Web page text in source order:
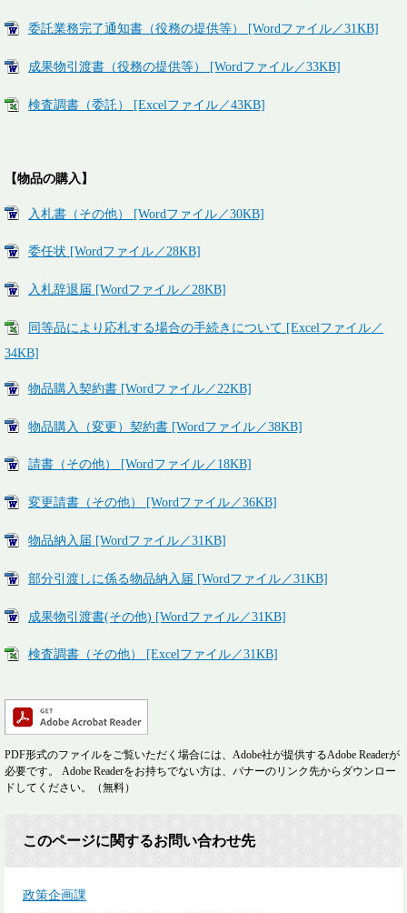
委託業務完了通知書（役務の提供等） [Wordファイル／31KB]
成果物引渡書（役務の提供等） [Wordファイル／33KB]
検査調書（委託） [Excelファイル／43KB]
【物品の購入】
入札書（その他） [Wordファイル／30KB]
委任状 [Wordファイル／28KB]
入札辞退届 [Wordファイル／28KB]
同等品により応札する場合の手続きについて [Excelファイル／
34KB]
物品購入契約書 [Wordファイル／22KB]
物品購入（変更）契約書 [Wordファイル／38KB]
請書（その他） [Wordファイル／18KB]
変更請書（その他） [Wordファイル／36KB]
物品納入届 [Wordファイル／31KB]
部分引渡しに係る物品納入届 [Wordファイル／31KB]
成果物引渡書(その他) [Wordファイル／31KB]
検査調書（その他） [Excelファイル／31KB]
PDF形式のファイルをご覧いただく場合には、Adobe社が提供するAdobe Readerが
必要です。
Adobe Readerをお持ちでない方は、バナーのリンク先からダウンロー
ドしてください。（無料）
このページに関するお問い合わせ先
政策企画課